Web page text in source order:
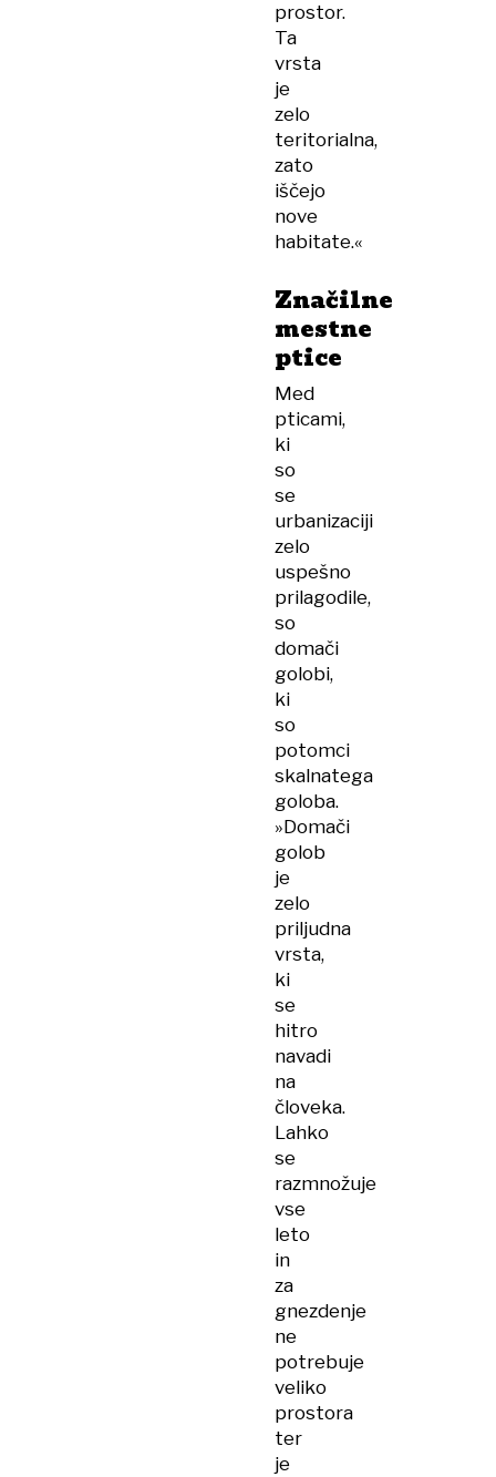
prostor.
Ta
vrsta
je
zelo
teritorialna,
zato
iščejo
nove
habitate.«
Značilne
mestne
ptice
Med
pticami,
ki
so
se
urbanizaciji
zelo
uspešno
prilagodile,
so
domači
golobi,
ki
so
potomci
skalnatega
goloba.
»Domači
golob
je
zelo
priljudna
vrsta,
ki
se
hitro
navadi
na
človeka.
Lahko
se
razmnožuje
vse
leto
in
za
gnezdenje
ne
potrebuje
veliko
prostora
ter
je